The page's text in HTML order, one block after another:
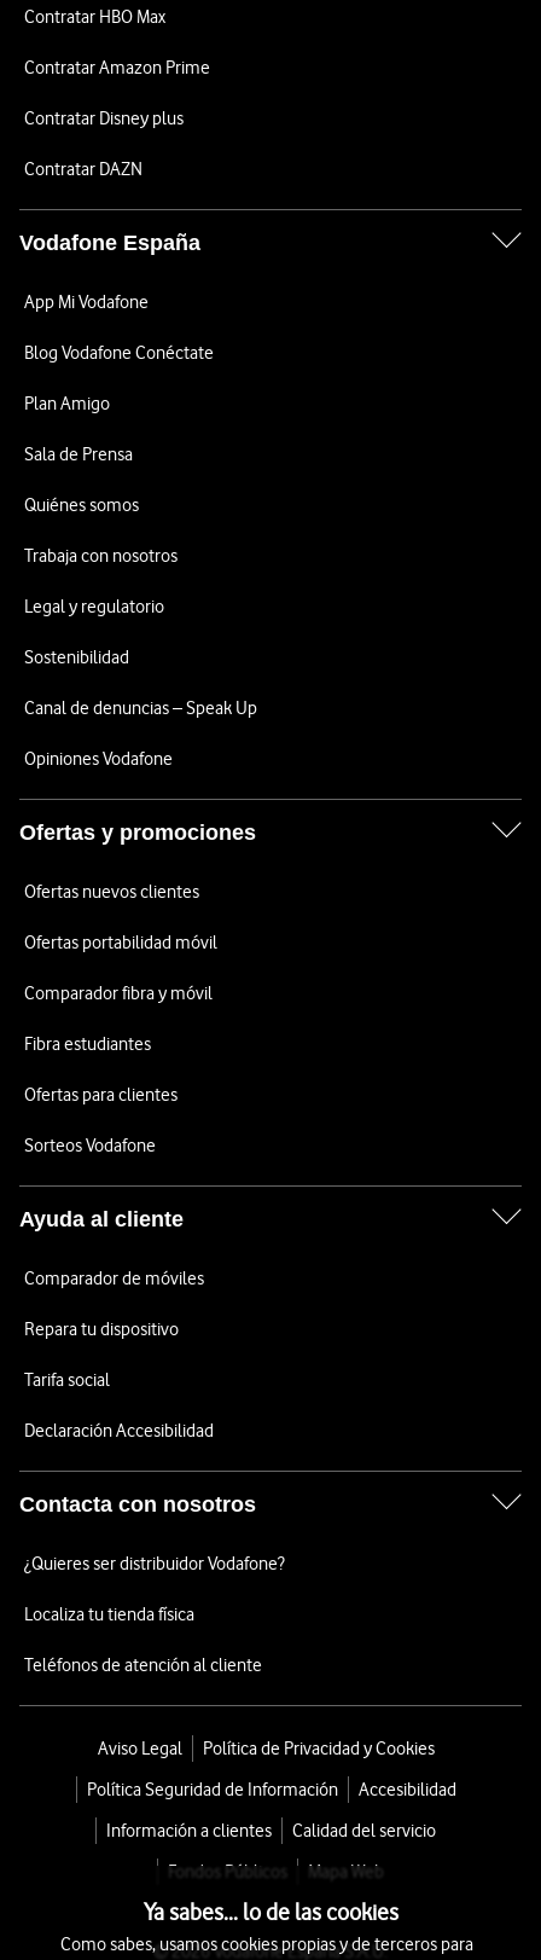
Contratar HBO Max
Contratar Amazon Prime
Contratar Disney plus
Contratar DAZN
Vodafone España
App Mi Vodafone
Blog Vodafone Conéctate
Plan Amigo
Sala de Prensa
Quiénes somos
Trabaja con nosotros
Legal y regulatorio
Sostenibilidad
Canal de denuncias – Speak Up
Opiniones Vodafone
Ofertas y promociones
Ofertas nuevos clientes
Ofertas portabilidad móvil
Comparador fibra y móvil
Fibra estudiantes
Ofertas para clientes
Sorteos Vodafone
Ayuda al cliente
Comparador de móviles
Repara tu dispositivo
Tarifa social
Declaración Accesibilidad
Contacta con nosotros
¿Quieres ser distribuidor Vodafone?
Localiza tu tienda física
Teléfonos de atención al cliente
Aviso Legal
Política de Privacidad y Cookies
Política Seguridad de Información
Accesibilidad
Información a clientes
Calidad del servicio
Fondos Públicos
Mapa Web
© 2026 Vodafone España S.A.U.
Ya sabes... lo de las cookies
Como sabes, usamos cookies propias y de terceros para